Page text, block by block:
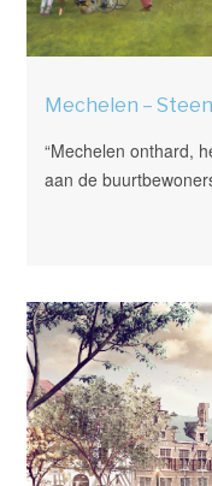
Mechelen –
“Mechelen onthard,
aan de